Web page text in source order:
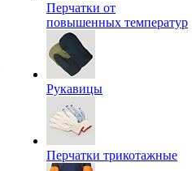
Перчатки от
повышенных температур
Рукавицы
Перчатки трикотажные